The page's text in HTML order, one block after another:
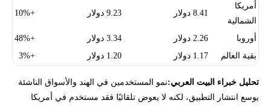
أمريكا
الشمالية
8.41 دولار 9.23 دولار +10%
أوروبا 2.26 دولار 3.34 دولار
+48%
بقية العالم
1.17 دولار 1.20 دولار +3%
تحليل خبراء البيت العربي:نمو المستخدمين في الهند والأسواق الناشئة
يوسع انتشار التطبيق، لكنه لا يعوض تلقائيًا فقد مستخدم في أمريكا